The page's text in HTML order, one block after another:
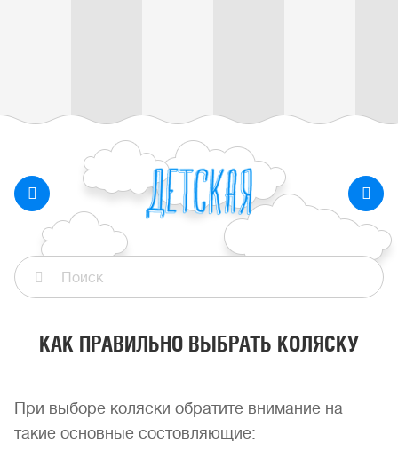
КАК ПРАВИЛЬНО ВЫБРАТЬ КОЛЯСКУ
При выборе коляски обратите внимание на
такие основные состовляющие: